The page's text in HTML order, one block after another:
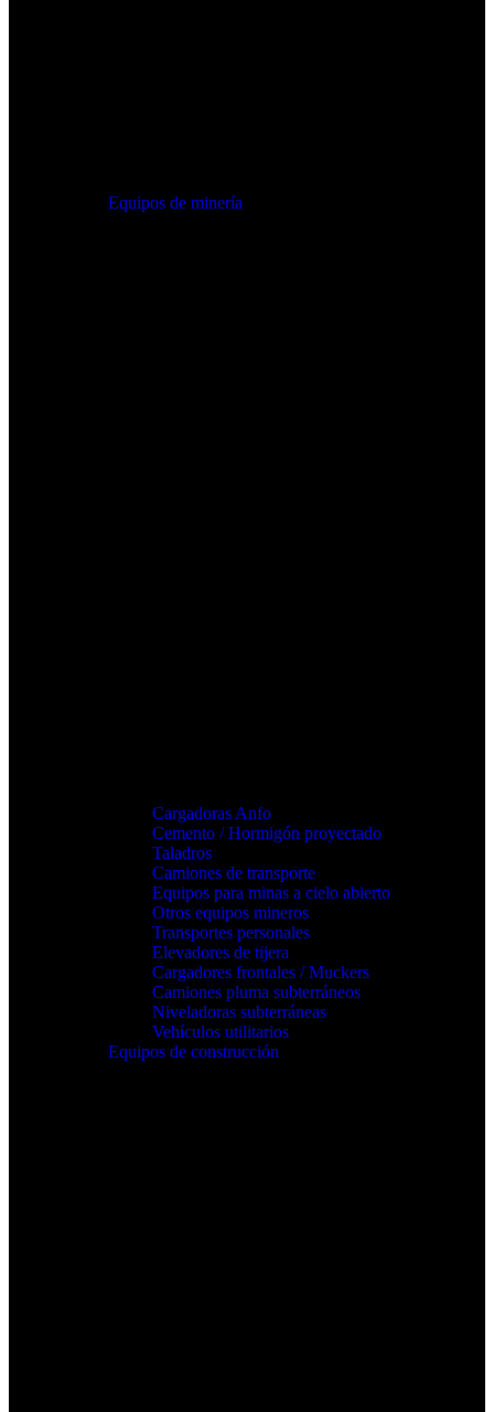
Equipos de minería
Cargadoras Anfo
Cemento / Hormigón proyectado
Taladros
Camiones de transporte
Equipos para minas a cielo abierto
Otros equipos mineros
Transportes personales
Elevadores de tijera
Cargadores frontales / Muckers
Camiones pluma subterráneos
Niveladoras subterráneas
Vehículos utilitarios
Equipos de construcción